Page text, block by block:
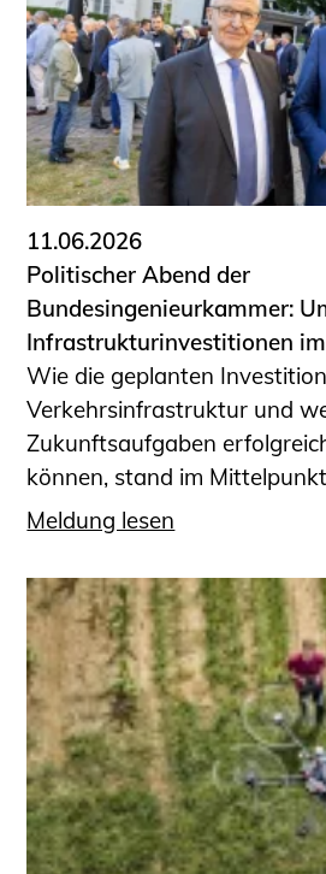
START.ING. Das
Programm
Wissenswertes für
Wettbewerbe für Studierende
BLING.BLING.
Kammer Newsletter
Presse
Kontakt und Anfahrt
Impressum
Datenschutz
Ingenieurakademie West
11.06.2026
Politischer Abend der
Bundesingenieurkammer:
Infrastrukturinvestitionen
Wie die geplanten
Verkehrsinfrastruktur und
Zukunftsaufgaben
können, stand im
Meldung lesen